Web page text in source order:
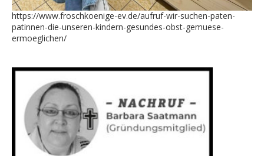
https://www.froschkoenige-ev.de/aufruf-wir-suchen-paten-
patinnen-die-unseren-kindern-gesundes-obst-gemuese-
ermoeglichen/